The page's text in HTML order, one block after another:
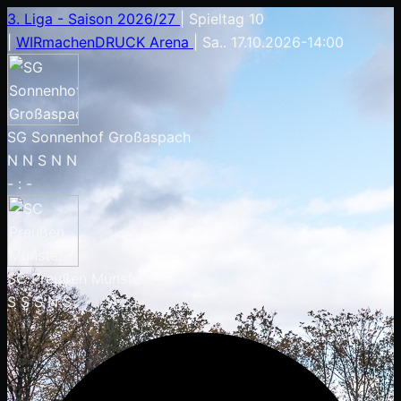
3. Liga - Saison 2026/27
Spieltag 10
WIRmachenDRUCK Arena Sa.. 17.10.2026-14:00
SG Sonnenhof Großaspach
N N S N N
- : -
SC Preußen Münster
SSSNS